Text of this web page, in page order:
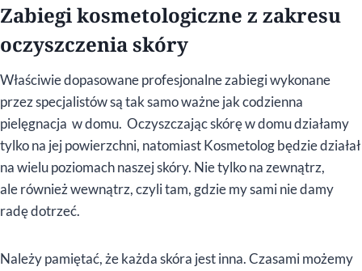
Zabiegi kosmetologiczne z zakresu
oczyszczenia skóry
Właściwie dopasowane profesjonalne zabiegi wykonane
przez specjalistów są tak samo ważne jak codzienna
pielęgnacja w domu. Oczyszczając skórę w domu działamy
tylko na jej powierzchni, natomiast Kosmetolog będzie działał
na wielu poziomach naszej skóry. Nie tylko na zewnątrz,
ale również wewnątrz, czyli tam, gdzie my sami nie damy
radę dotrzeć.
Należy pamiętać, że każda skóra jest inna. Czasami możemy